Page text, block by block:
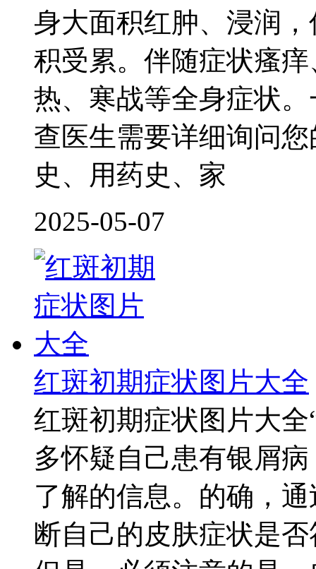
身大面积红肿、浸润
积受累。伴随症状瘙
热、寒战等全身症状
查医生需要详细询问
史、用药史、家
2025-05-07
红斑初期症状图片大全
红斑初期症状图片大
多怀疑自己患有银屑
了解的信息。的确，
断自己的皮肤症状是